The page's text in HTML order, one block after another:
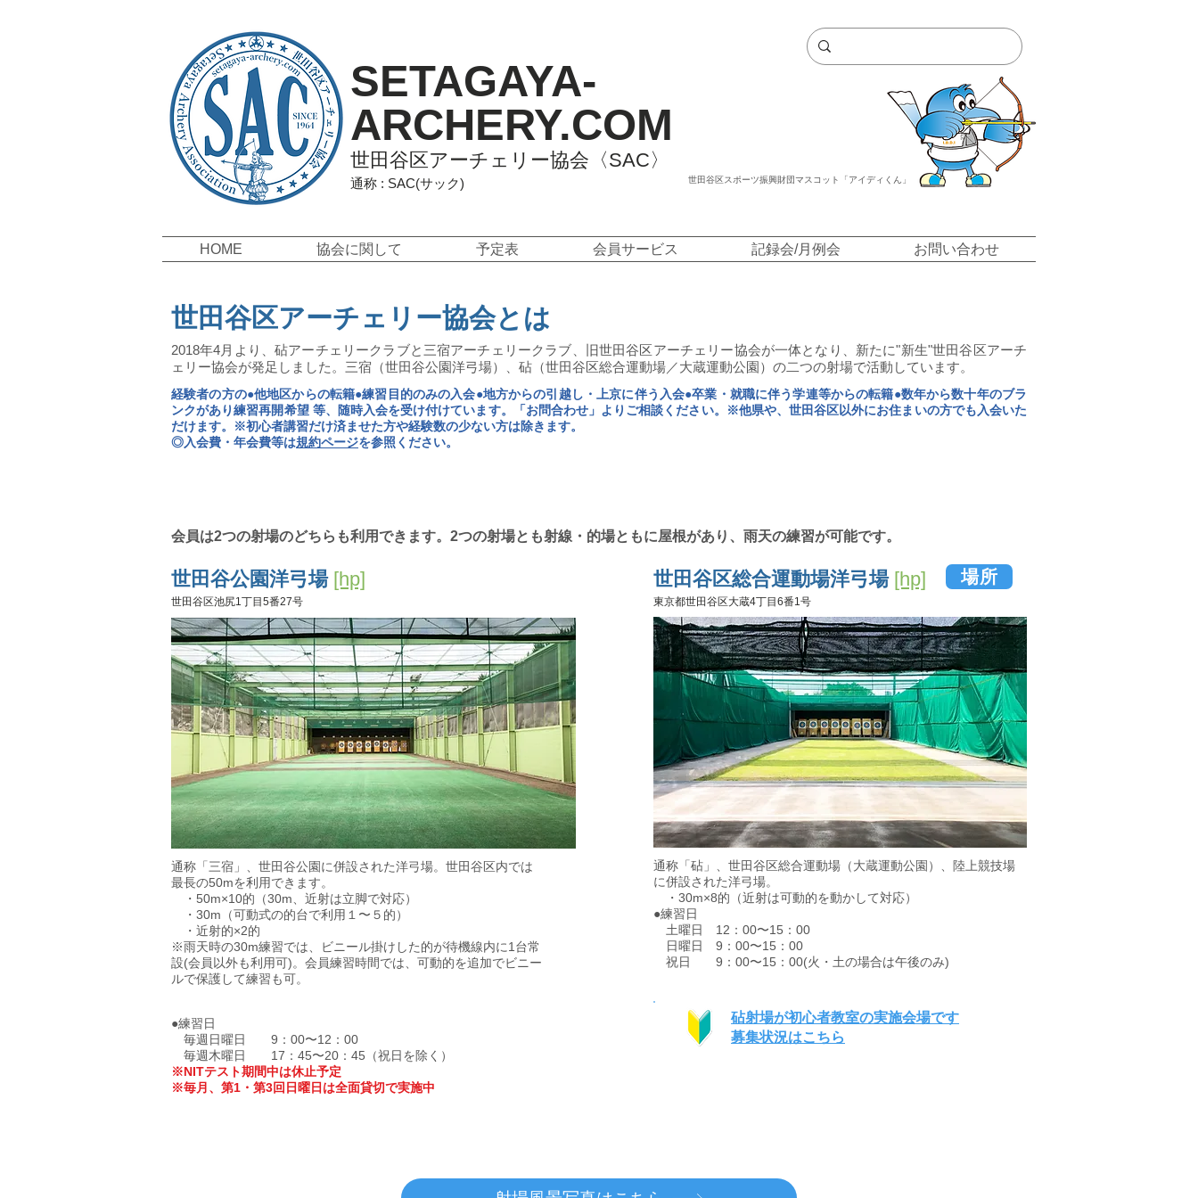
SETAGAYA-
ARCHERY.COM
世田谷区アーチェリー協会〈SAC〉
世田谷区スポーツ振興財団マスコット「アイディくん」
通称 : SAC(サック)
HOME 協会に関して 予定表 会員サービス 記録会/月例会 お問い合わせ
世田谷区アーチェリー協会とは
2018年4月より、砧アーチェリークラブと三宿アーチェリークラブ、旧世田谷区アーチェリー協会が一体となり、新たに"新生"世田谷区アーチ
ェリー協会が発足しました。三宿（世田谷公園洋弓場）、砧（世田谷区総合運動場／大蔵運動公園）の二つの射場で活動しています。
経験者の方の●他地区からの転籍●練習目的のみの入会●地方からの引越し・上京に伴う入会●卒業・就職に伴う学連等からの転籍●数年から数十年のブラ
ンクがあり練習再開希望 等、随時入会を受け付けています。「お問合わせ」よりご相談ください。※他県や、世田谷区以外にお住まいの方でも入会いた
だけます。※初心者講習だけ済ませた方や経験数の少ない方は除きます。
​◎入会費・年会費等は規約ページを参照ください。
​会員は2つの射場のどちらも利用できます。2つの射場とも射線・的場ともに屋根があり、雨天の練習が可能です。
世田谷公園洋弓場 [hp]
世田谷区池尻1丁目5番27号
通称「三宿」、世田谷公園に併設された洋弓場。世田谷区内では
最長の50mを利用できます。
・50m×10的（30m、近射は立脚で対応）
・30m（可動式の的台で利用１〜５的）
・近射的×2的
※雨天時の30m練習では、ビニール掛けした的が待機線内に1台常
設(会員以外も利用可)。会員練習時間では、可動的を追加でビニー
ルで保護して練習も可。
●練習日
毎週日曜日 9：00〜12：00
毎週木曜日 17：45〜20：45（祝日を除く）
​※NITテスト期間中は休止予定
​※毎月、第1・第3回日曜日は全面貸切で実施中
世田谷区総合運動場洋弓場 [hp]
東京都世田谷区大蔵4丁目6番1号
通称「砧」、世田谷区総合運動場（大蔵運動公園）、陸上競技場
に併設された洋弓場。
・30m×8的（近射は可動的を動かして対応）
●練習日
土曜日 12：00〜15：00
日曜日 9：00〜15：00
祝日 9：00〜15：00(火・土の場合は午後のみ)
場所
​砧射場が初心者教室の実施会場です
募集状況はこちら